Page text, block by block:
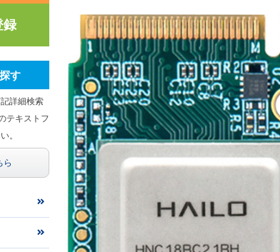
録
す
詳細検索
テキストフ
。
ら